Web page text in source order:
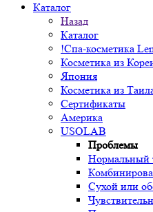
Каталог
Назад
Каталог
!Спа-косметика
Косметика из
Япония
Косметика из
Сертификаты
Америка
USOLAB
Проблемы
Нормальный
Сухой или